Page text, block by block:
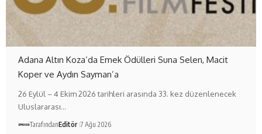
Adana Altın Koza’da Emek Ödülleri Suna Selen, Macit
Koper ve Aydın Sayman’a
26 Eylül – 4 Ekim 2026 tarihleri arasında 33. kez düzenlenecek
Uluslararası…
TarafındanEditör 7 Ağu 2026